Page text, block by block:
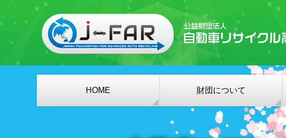
HOME 財団について